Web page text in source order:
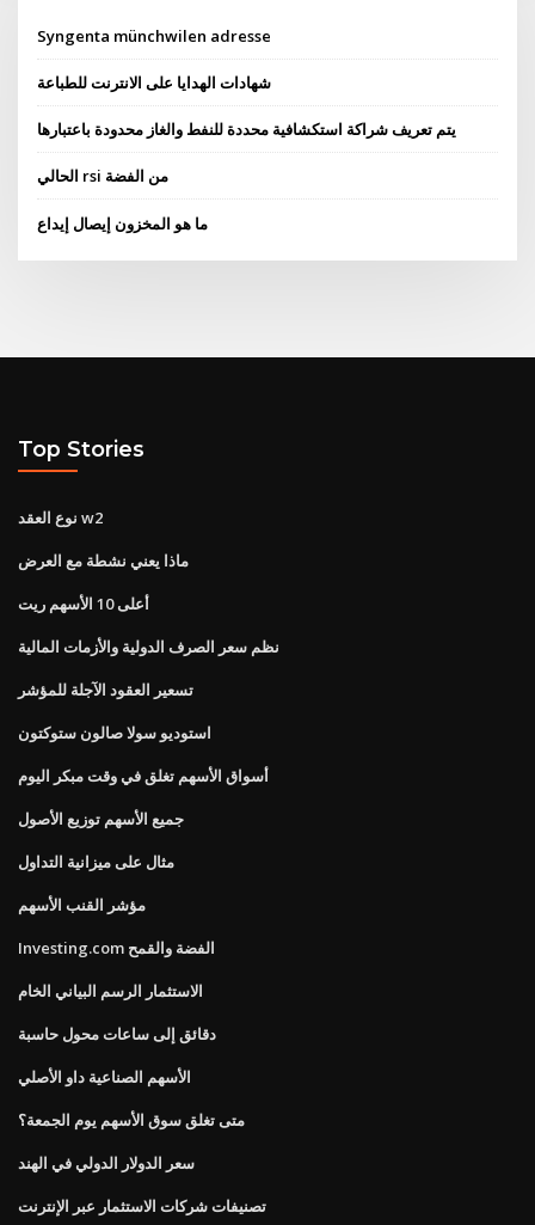
Syngenta münchwilen adresse
شهادات الهدايا على الانترنت للطباعة
يتم تعريف شراكة استكشافية محددة للنفط والغاز محدودة باعتبارها
الحالي rsi من الفضة
ما هو المخزون إيصال إيداع
Top Stories
نوع العقد w2
ماذا يعني نشطة مع العرض
أعلى 10 الأسهم ريت
نظم سعر الصرف الدولية والأزمات المالية
تسعير العقود الآجلة للمؤشر
استوديو سولا صالون ستوكتون
أسواق الأسهم تغلق في وقت مبكر اليوم
جميع الأسهم توزيع الأصول
مثال على ميزانية التداول
مؤشر القنب الأسهم
Investing.com الفضة والقمح
الاستثمار الرسم البياني الخام
دقائق إلى ساعات محول حاسبة
الأسهم الصناعية داو الأصلي
متى تغلق سوق الأسهم يوم الجمعة؟
سعر الدولار الدولي في الهند
تصنيفات شركات الاستثمار عبر الإنترنت